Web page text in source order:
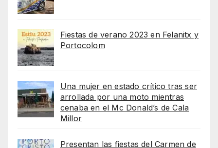
Fiestas de verano 2023 en Felanitx y
Portocolom
Una mujer en estado crítico tras ser
arrollada por una moto mientras
cenaba en el Mc Donald’s de Cala
Millor
Presentan las fiestas del Carmen de